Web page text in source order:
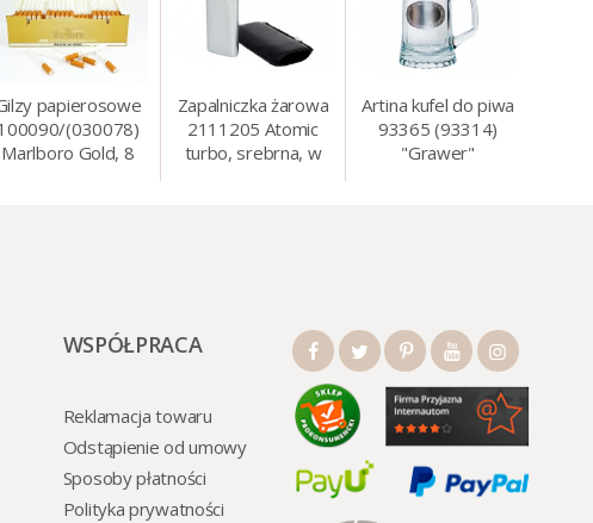
papierosowe
(030078)
Marlboro Gold, 8
Zapalniczka żarowa
2111205 Atomic
turbo, srebrna, w
Artina kufel do piwa
93365 (93314)
"Grawer"
WSPÓŁPRACA
Reklamacja towaru
Odstąpienie od umowy
Sposoby płatności
Polityka prywatności